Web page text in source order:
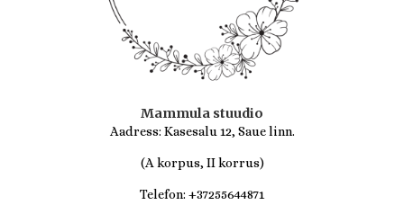
Mammula stuudio
Aadress: Kasesalu 12, Saue linn.
(A korpus, II korrus)
Telefon: +37255644871